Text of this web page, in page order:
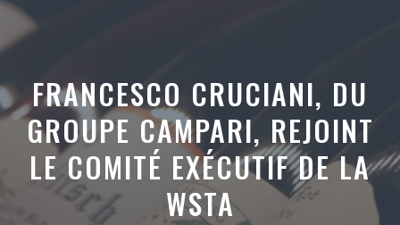
FRANCESCO CRUCIANI, DU
GROUPE CAMPARI, REJOINT
LE COMITÉ EXÉCUTIF DE LA
WSTA